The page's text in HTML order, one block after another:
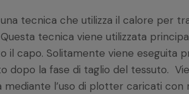
tecnica che utilizza il calore per
tecnica viene utilizzata
il capo. Solitamente viene eseguita
dopo la fase di taglio del tessuto.
l’uso di plotter caricati con